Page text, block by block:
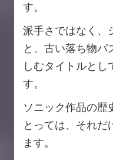
す。
派手さではなく、
と、古い落ち物パ
しむタイトルとし
す。
ソニック作品の歴
とっては、それだ
ます。